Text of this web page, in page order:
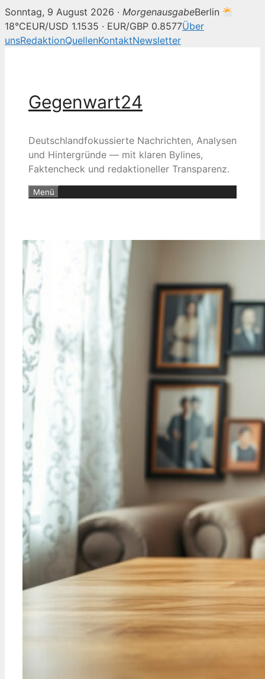
Sonntag, 9 August 2026 · MorgenausgabeBerlin
18°CEUR/USD 1.1535 · EUR/GBP 0.8577Über
unsRedaktionQuellenKontaktNewsletter
Gegenwart24
Deutschlandfokussierte Nachrichten, Analysen
und Hintergründe — mit klaren Bylines,
Faktencheck und redaktioneller Transparenz.
Menü